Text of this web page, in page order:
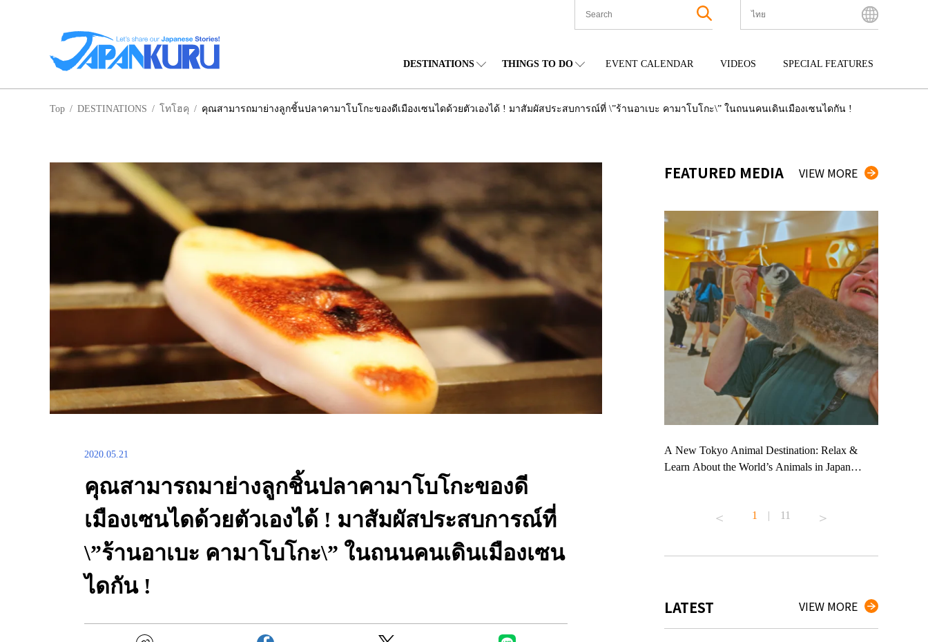
ไทย
中文简体
Tiếng Việt
DESTINATIONS
ฮอกไกโด
คันโต
คันไซ
ชิโกกุ
โอกินาว่า
THINGS TO DO
SHOPPING
CULTURE
TOUR
EVENT CALENDAR VIDEOS SPECIAL FEATURES
Top / DESTINATIONS / โทโฮคุ / คุณสามารถมาย่างลูกชิ้นปลาคามาโบโกะของดีเมืองเซนไดด้วยตัวเองได้ ! มาสัมผัสประสบการณ์ที่ \”ร้านอาเบะ คามาโบโกะ\” ในถนนคนเดินเมืองเซนไดกัน !
2020.05.21
คุณสามารถมาย่างลูกชิ้นปลาคามาโบโกะของดี
เมืองเซนไดด้วยตัวเองได้ ! มาสัมผัสประสบการณ์ที่
\”ร้านอาเบะ คามาโบโกะ\” ในถนนคนเดินเมืองเซน
ไดกัน !
FEATURED MEDIA VIEW MORE
acclaimed immersive art and bringing it to
ourselves this autumn!
#japankuru #teamlab #teamlabbiovortex #kyoto
A New Tokyo Animal Destination: Relax &
Learn About the World’s Animals in Japan
#japantrip #카피바라 #애니터치 #아이와가볼
1 | 11
LATEST VIEW MORE